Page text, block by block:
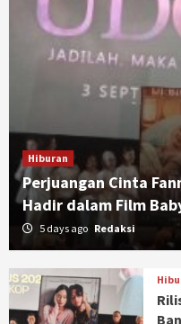
Hiburan
Perjuangan Cinta
Hadir dalam Film
5 days ago Redaksi